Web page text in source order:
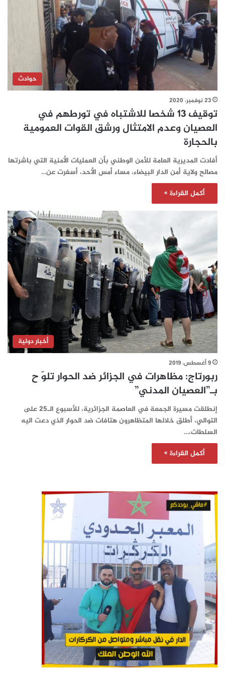
حوادث
23 نوفمبر، 2020
توقيف 13 شخصا للاشتباه في تورطهم في
العصيان وعدم الامتثال ورشق القوات العمومية
بالحجارة
أفادت المديرية العامة للأمن الوطني بأن العمليات الأمنية التي باشرتها
مصالح ولاية أمن الدار البيضاء، مساء أمس الأحد، أسفرت عن…
أكمل القراءة »
أخبار دولية
9 أغسطس، 2019
ربورتاج: مظاهرات في الجزائر ضد الحوار تلوّ ح
بـ”العصيان المدني”
إنطلقت مسيرة الجمعة في العاصمة الجزائرية، للأسبوع الـ25 على
التوالي، أطلق خلالها المتظاهرون هتافات ضد الحوار الذي دعت اليه
السلطات،…
أكمل القراءة »